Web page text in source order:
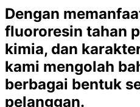
Dengan
fluororesin tahan
kimia, dan
kami mengolah
berbagai bentuk
pelanggan.